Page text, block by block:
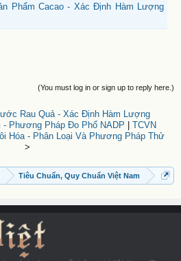
Phẩm Cacao - Xác Định Hàm Lượng
(You must log in or sign up to reply here.)
Rau Quả - Xác Định Hàm Lượng
Phương Pháp Đo Phổ NADP | TCVN
Hóa - Phân Loại Và Phương Pháp Thử
>
Tiêu Chuẩn, Quy Chuẩn Việt Nam